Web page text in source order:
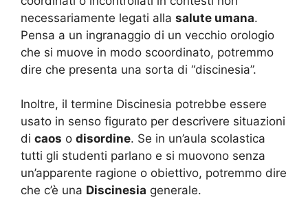
necessariamente legati alla salute umana.
Pensa a un ingranaggio di un vecchio orologio
che si muove in modo scoordinato, potremmo
dire che presenta una sorta di “discinesia”.
Inoltre, il termine Discinesia potrebbe essere
usato in senso figurato per descrivere situazioni
di caos o disordine. Se in un’aula scolastica
tutti gli studenti parlano e si muovono senza
un’apparente ragione o obiettivo, potremmo dire
che c’è una Discinesia generale.